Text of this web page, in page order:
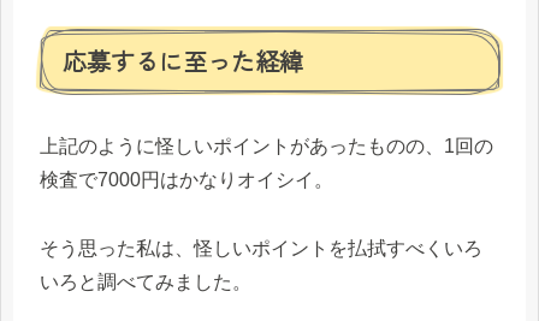
応募するに至った経緯
上記のように怪しいポイントがあったものの、1回の
検査で7000円はかなりオイシイ。
そう思った私は、怪しいポイントを払拭すべくいろ
いろと調べてみました。